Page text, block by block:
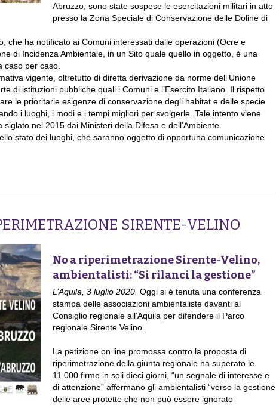
Abruzzo, sono state sospese le esercitazioni militari in atto
presso la Zona Speciale di Conservazione delle Doline di
che ha notificato ai Comuni interessati dalle operazioni (Ocre e
di Incidenza Ambientale, in un Sito quale quello in oggetto, è una
caso per caso.
vigente, oltretutto di diretta derivazione da norme dell’Unione
di istituzioni pubbliche quali i Comuni e l’Esercito Italiano. Il rispetto
le prioritarie esigenze di conservazione degli habitat e delle specie
i luoghi, i modi e i tempi migliori per svolgerle. Tale intento viene
nel 2015 dai Ministeri della Difesa e dell’Ambiente.
stato dei luoghi, che saranno oggetto di opportuna comunicazione
SIRENTE-VELINO
No a riperimetrazione Sirente-Velino,
ambientalisti: “Si rilanci la gestione”
L’Aquila, 3 luglio 2020. Oggi si è tenuta una conferenza
stampa delle associazioni ambientaliste davanti al
Consiglio regionale all’Aquila per difendere il Parco
regionale Sirente Velino.
La petizione on line promossa contro la proposta di
riperimetrazione della giunta regionale ha superato le
11.000 firme in soli dieci giorni, “un segnale di interesse e
di attenzione” affermano gli ambientalisti “verso la gestione
delle aree protette che non può essere ignorato